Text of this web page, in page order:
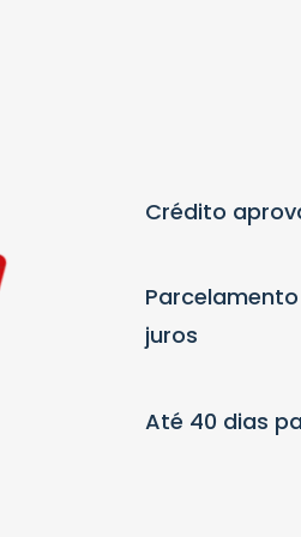
Crédito
juros
Até 40 dias